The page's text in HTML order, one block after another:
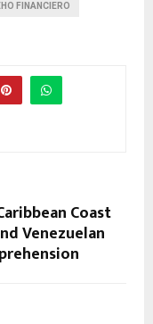
FINANCIERO
Coast
Venezuelan